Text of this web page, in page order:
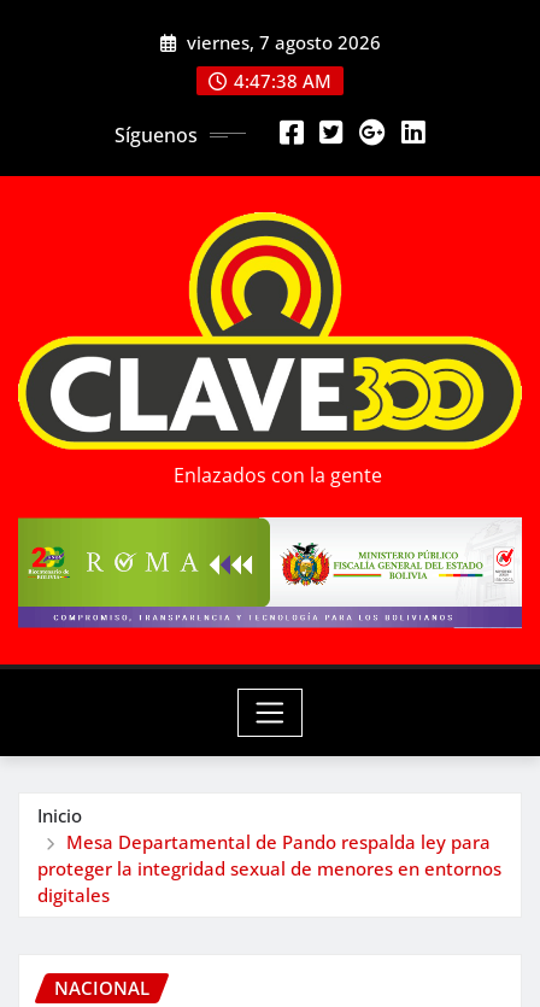
viernes, 7 agosto 2026
4:47:40 AM
Síguenos
Enlazados con la gente
Inicio
Mesa Departamental de Pando respalda ley para
proteger la integridad sexual de menores en entornos
digitales
NACIONAL